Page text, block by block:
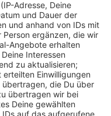
für die
Black Aachen
Zuspiel), Jana-
Annie
Olimstadt
Sorbo (Norwegen,